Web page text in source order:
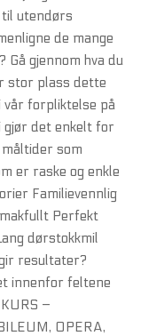
utendørs
de mange
gjennom hva du
stor plass dette
forpliktelse på
gjør det enkelt for
som
er raske og enkle
Familievennlig
Perfekt
dørstokkmil
resultater?
innenfor feltene
–
OPERA,